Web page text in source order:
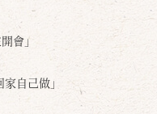
會」
自己做」